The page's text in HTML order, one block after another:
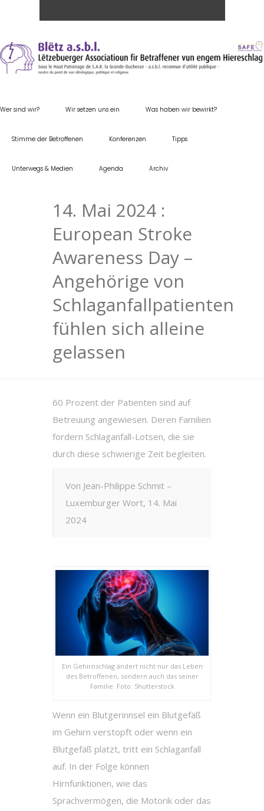
Wer sind wir? Wir setzen uns ein Was haben wir bewirkt?
Stimme der Betroffenen Konferenzen Tipps
Unterwegs & Medien Agenda Archiv
14. Mai 2024 :
European Stroke
Awareness Day –
Angehörige von
Schlaganfallpatienten
fühlen sich alleine
gelassen
60 Prozent der Patienten sind auf
Betreuung angewiesen. Deren Familien
fordern Schlaganfall-Lotsen, die sie
durch diese schwierige Zeit begleiten.
Von Jean-Philippe Schmit –
Luxemburger Wort, 14. Mai
2024
Ein Gehirnschlag ändert nicht nur das Leben
des Betroffenen, sondern auch das seiner
Familie. Foto: Shutterstock
Wenn ein Blutgerinnsel ein Blutgefäß
im Gehirn verstopft oder wenn ein
Blutgefäß platzt, tritt ein Schlaganfall
auf. In der Folge können
Hirnfunktionen, wie das
Sprachvermögen, die Motorik oder das